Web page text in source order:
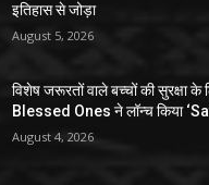
इतिहास से जोड़ा
August 5, 2026
विशेष जरूरतों वाले बच्चों की सुरक्षा के
Blessed Ones ने लॉन्च किया
August 4, 2026